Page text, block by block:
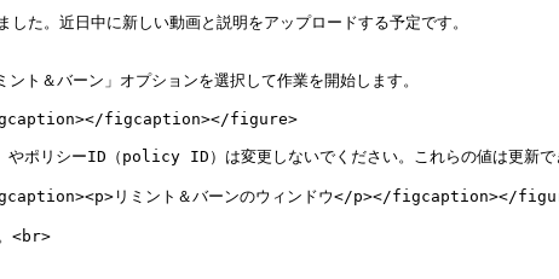
た。近日中に新しい動画と説明をアップロードする予定です。
ト＆バーン」オプションを選択して作業を開始します。
figcaption></figure>
ポリシーID（policy ID）は変更しないでください。これらの値は更新で
リミント＆バーンのウィンドウ</p></figcaption></
<br>